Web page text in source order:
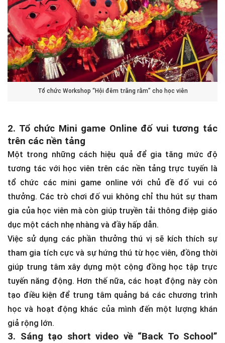
Tổ chức Workshop “Hội đêm trăng rằm” cho học viên
2. Tổ chức Mini game Online đố vui tương tác
trên các nền tảng
Một trong những cách hiệu quả để gia tăng mức độ
tương tác với học viên trên các nền tảng trực tuyến là
tổ chức các mini game online với chủ đề đố vui có
thưởng. Các trò chơi đố vui không chỉ thu hút sự tham
gia của học viên mà còn giúp truyền tải thông điệp giáo
dục một cách nhẹ nhàng và đầy hấp dẫn.
Việc sử dụng các phần thưởng thú vị sẽ kích thích sự
tham gia tích cực và sự hứng thú từ học viên, đồng thời
giúp trung tâm xây dựng một cộng đồng học tập trực
tuyến năng động. Hơn thế nữa, các hoạt động này còn
tạo điều kiện để trung tâm quảng bá các chương trình
học và hoạt động khác của mình đến một lượng khán
giả rộng lớn.
3. Sáng tạo short video về “Back To School”